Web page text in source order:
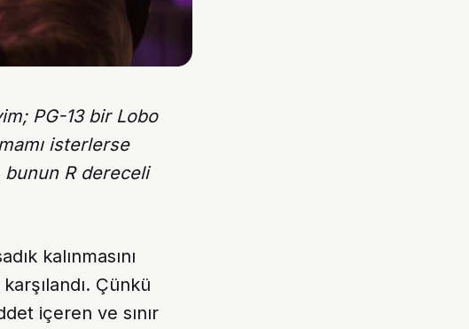
PG-13 bir Lobo
isterlerse
R dereceli
kalınmasını
Çünkü
içeren ve sınır